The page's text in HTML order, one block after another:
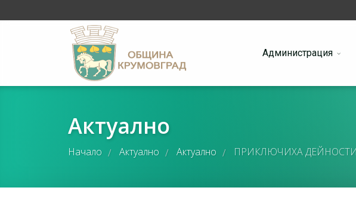
Администрация
Актуално
Начало / Актуално / Актуално / ПРИКЛЮЧИХА